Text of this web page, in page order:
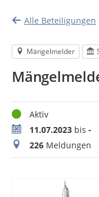
Alle Beteiligungen
Mängelmelder
StatusAktiv
Zeitraum11.07.2023 bis -
Meldungen
226 Meldungen